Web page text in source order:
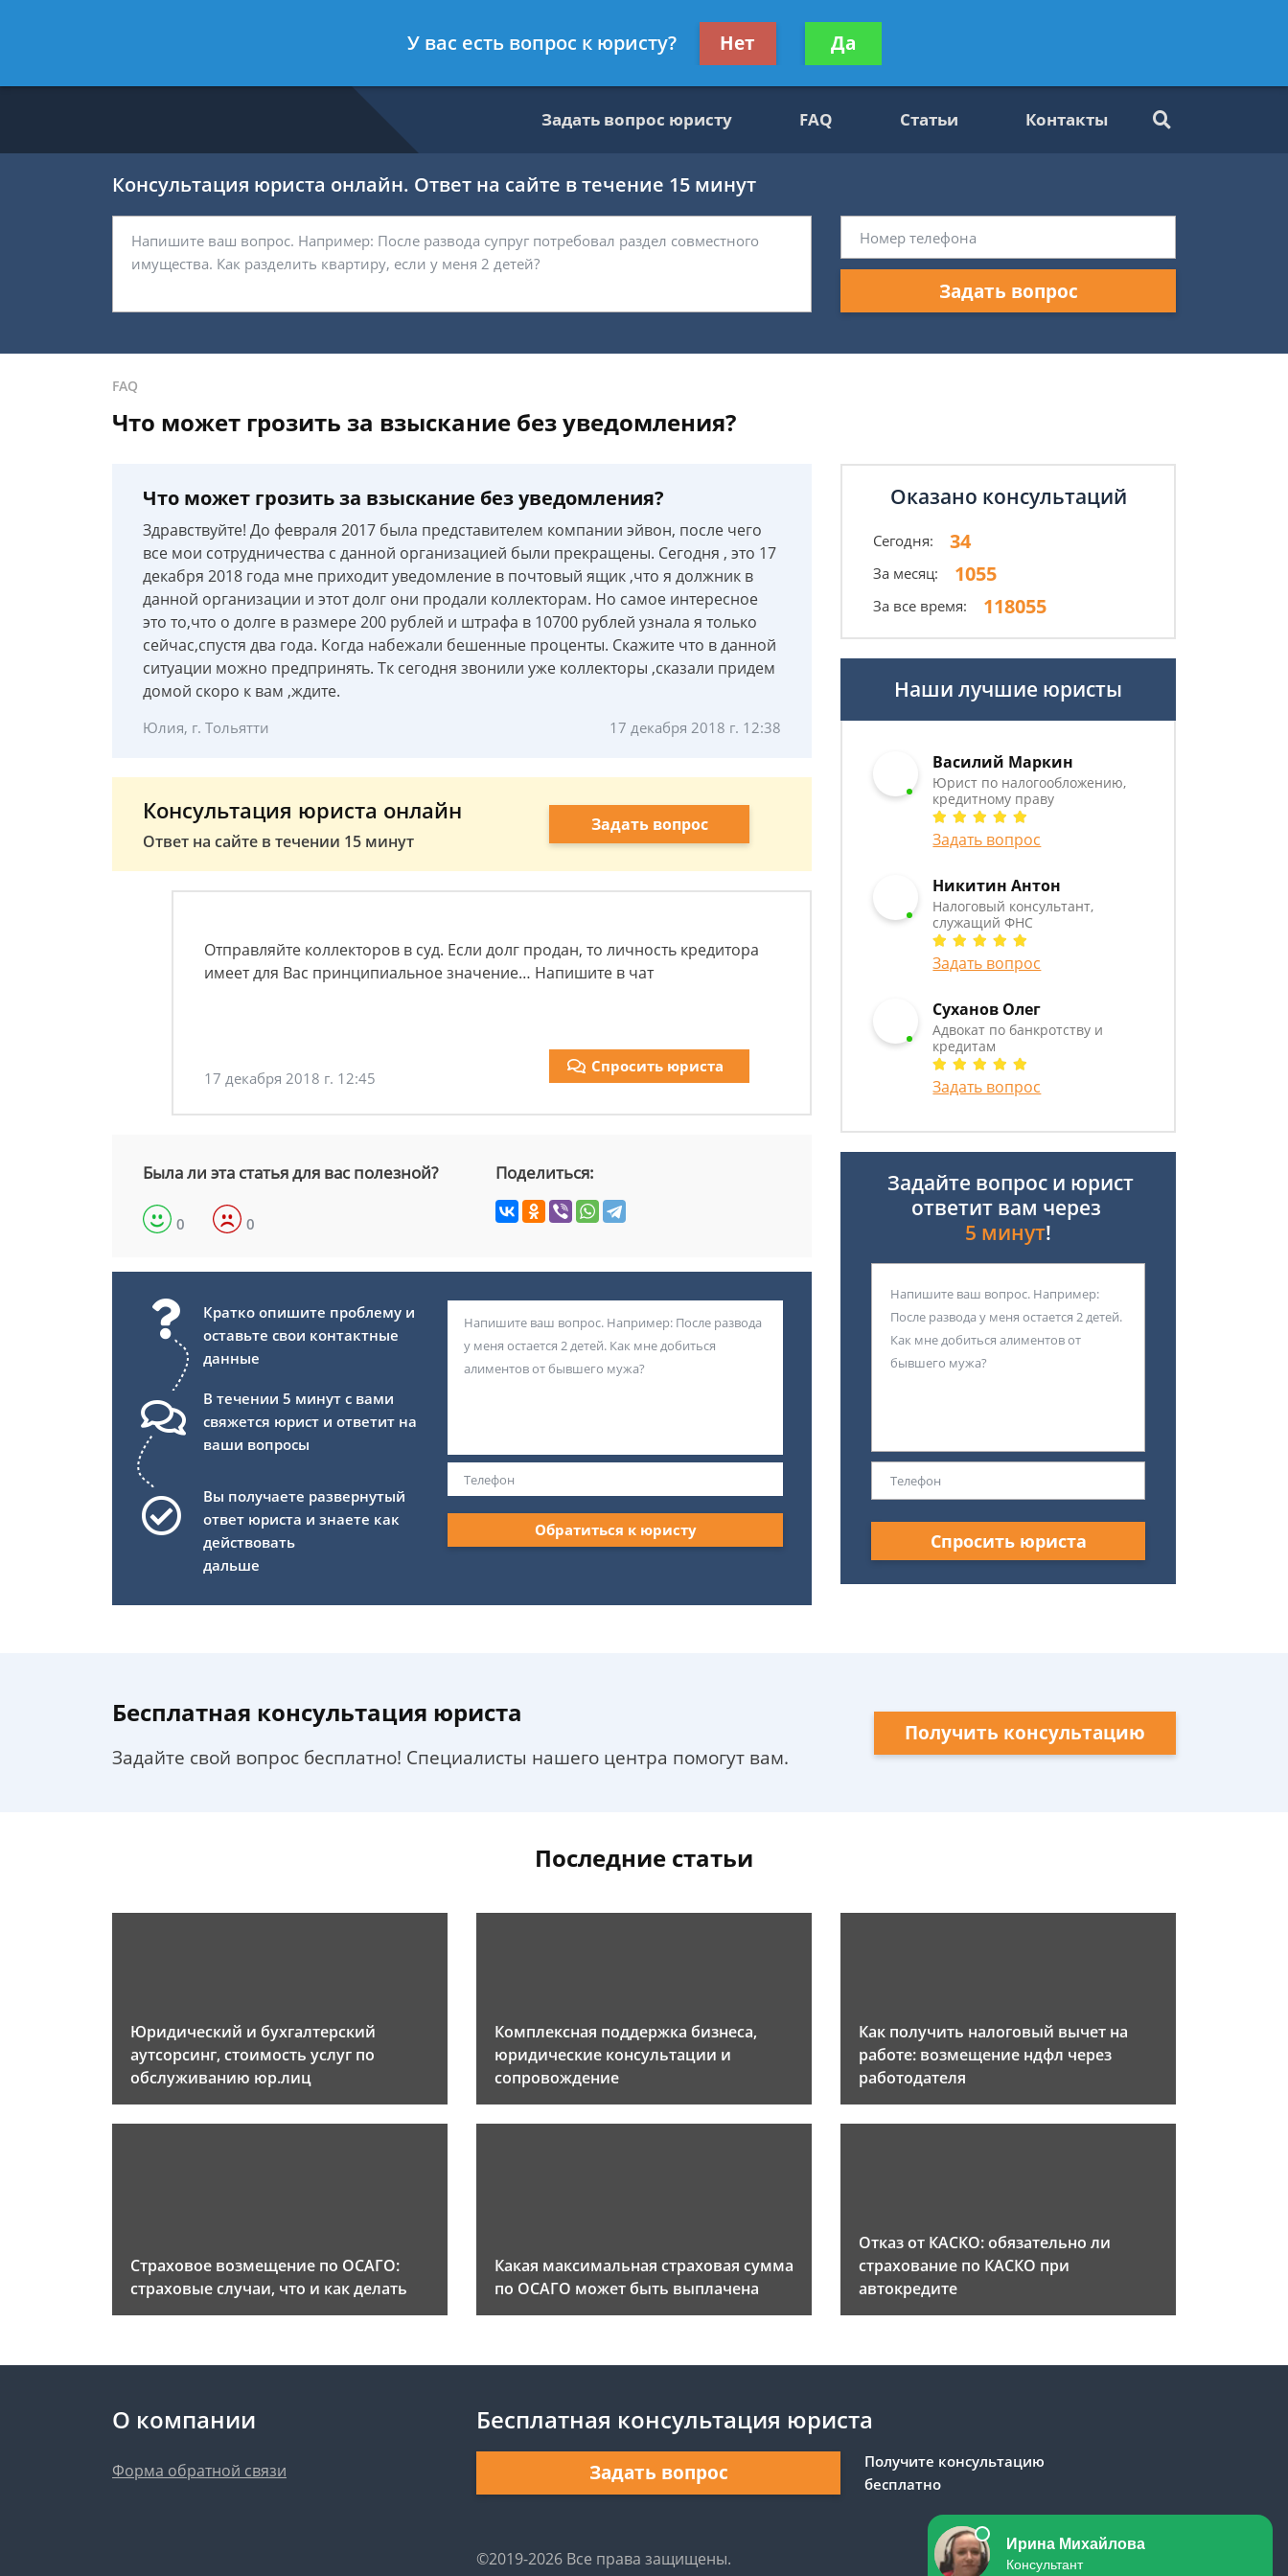
- Налоговый консультант, служащий ФНС
Получите консультацию
бесплатно
Задать вопрос юристу FAQ Статьи Контакты
Консультация юриста онлайн. Ответ на сайте в течение 15 минут
Задать вопрос
FAQ
Что может грозить за взыскание без уведомления?
Что может грозить за взыскание без уведомления?
Здравствуйте! До февраля 2017 была представителем компании эйвон, после чего
все мои сотрудничества с данной организацией были прекращены. Сегодня , это 17
декабря 2018 года мне приходит уведомление в почтовый ящик ,что я должник в
данной организации и этот долг они продали коллекторам. Но самое интересное
это то,что о долге в размере 200 рублей и штрафа в 10700 рублей узнала я только
сейчас,спустя два года. Когда набежали бешенные проценты. Скажите что в данной
ситуации можно предпринять. Тк сегодня звонили уже коллекторы ,сказали придем
домой скоро к вам ,ждите.
Юлия, г. Тольятти 17 декабря 2018 г. 12:38
Консультация юриста онлайн
Ответ на сайте в течении 15 минут
Задать вопрос
Отправляйте коллекторов в суд. Если долг продан, то личность кредитора
имеет для Вас принципиальное значение… Напишите в чат
17 декабря 2018 г. 12:45
Спросить юриста
Была ли эта статья для вас полезной?
0 0
Поделиться:
Кратко опишите проблему и
оставьте свои контактные
данные
В течении 5 минут с вами
свяжется юрист и ответит на
ваши вопросы
Вы получаете развернутый
ответ юриста и знаете как
действовать
дальше
Обратиться к юристу
Оказано консультаций
Сегодня: 34
За месяц: 1055
За все время: 118055
Наши лучшие юристы
Василий Маркин
Юрист по налогообложению,
кредитному праву
Задать вопрос
Никитин Антон
Налоговый консультант,
служащий ФНС
Задать вопрос
Суханов Олег
Адвокат по банкротству и
кредитам
Задать вопрос
Задайте вопрос и юрист
ответит вам через
5 минут!
Спросить юриста
Бесплатная консультация юриста
Задайте свой вопрос бесплатно! Специалисты нашего центра помогут вам.
Получить консультацию
Последние статьи
Юридический и бухгалтерский
аутсорсинг, стоимость услуг по
обслуживанию юр.лиц
Комплексная поддержка бизнеса,
юридические консультации и
сопровождение
Как получить налоговый вычет на
работе: возмещение ндфл через
работодателя
Страховое возмещение по ОСАГО:
страховые случаи, что и как делать
Какая максимальная страховая сумма
по ОСАГО может быть выплачена
Отказ от КАСКО: обязательно ли
страхование по КАСКО при
автокредите
О компании
Форма обратной связи
Бесплатная консультация юриста
Задать вопрос
Получите консультацию
бесплатно
©2019-2026 Все права защищены.
У вас есть вопрос к юристу? Нет Да